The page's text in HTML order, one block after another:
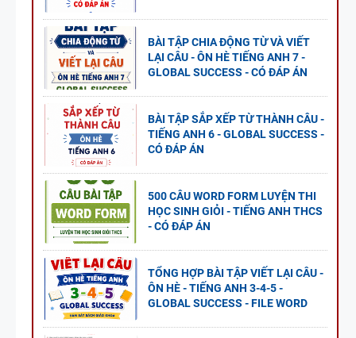
BÀI TẬP CHIA ĐỘNG TỪ VÀ VIẾT
LẠI CÂU - ÔN HÈ TIẾNG ANH 7 -
GLOBAL SUCCESS - CÓ ĐÁP ÁN
BÀI TẬP SẮP XẾP TỪ THÀNH CÂU -
TIẾNG ANH 6 - GLOBAL SUCCESS -
CÓ ĐÁP ÁN
500 CÂU WORD FORM LUYỆN THI
HỌC SINH GIỎI - TIẾNG ANH THCS
- CÓ ĐÁP ÁN
TỔNG HỢP BÀI TẬP VIẾT LẠI CÂU -
ÔN HÈ - TIẾNG ANH 3-4-5 -
GLOBAL SUCCESS - FILE WORD